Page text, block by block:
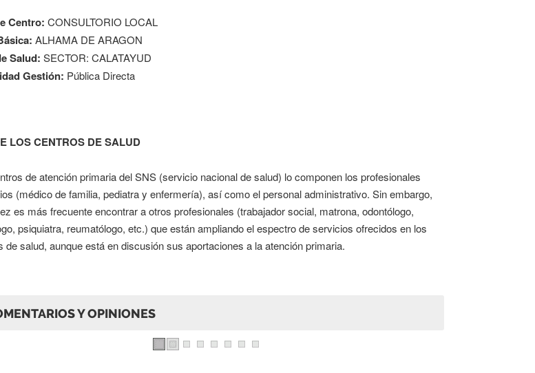
Centro: CONSULTORIO LOCAL
ALHAMA DE ARAGON
Salud: SECTOR: CALATAYUD
Gestión: Pública Directa
LOS CENTROS DE SALUD
de atención primaria del SNS (servicio nacional de salud) lo componen los profesionales
(médico de familia, pediatra y enfermería), así como el personal administrativo. Sin embargo,
es más frecuente encontrar a otros profesionales (trabajador social, matrona, odontólogo,
psiquiatra, reumatólogo, etc.) que están ampliando el espectro de servicios ofrecidos en los
de salud, aunque está en discusión sus aportaciones a la atención primaria.
Y OPINIONES